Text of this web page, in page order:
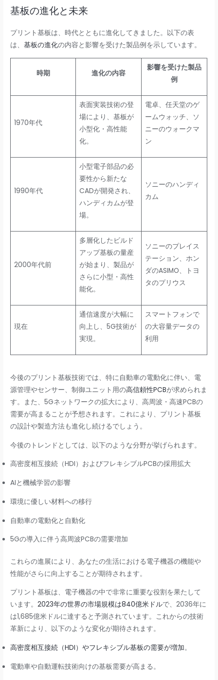
基板の進化と未来
プリント基板は、時代とともに進化してきました。以下の表
は、基板の進化の内容と影響を受けた製品例を示しています。
時期 進化の内容
影響を受けた製品
例
1970年代
表面実装技術の登
場により、基板が
小型化・高性能
化。
電卓、任天堂のゲ
ームウォッチ、ソ
ニーのウォークマ
ン
1990年代
小型電子部品の必
要性から新たな
CADが開発され、
ハンディカムが登
場。
ソニーのハンディ
カム
2000年代前
多層化したビルド
アップ基板の量産
が始まり、製品が
さらに小型・高性
能化。
ソニーのプレイス
テーション、ホン
ダのASIMO、トヨ
タのプリウス
現在
通信速度が大幅に
向上し、5G技術が
実現。
スマートフォンで
の大容量データの
利用
今後のプリント基板技術では、特に自動車の電動化に伴い、電
源管理やセンサー、制御ユニット用の高信頼性PCBが求められま
す。また、5Gネットワークの拡大により、高周波・高速PCBの
需要が高まることが予想されます。これにより、プリント基板
の設計や製造方法も進化し続けるでしょう。
今後のトレンドとしては、以下のような分野が挙げられます。
高密度相互接続（HDI）およびフレキシブルPCBの採用拡大
AIと機械学習の影響
環境に優しい材料への移行
自動車の電動化と自動化
5Gの導入に伴う高周波PCBの需要増加
これらの進展により、あなたの生活における電子機器の機能や
性能がさらに向上することが期待されます。
プリント基板は、電子機器の中で非常に重要な役割を果たして
います。2023年の世界の市場規模は840億米ドルで、2036年に
は1,685億米ドルに達すると予測されています。これからの技術
革新により、以下のような変化が期待されます。
高密度相互接続（HDI）やフレキシブル基板の需要が増加。
電動車や自動運転技術向けの基板需要が高まる。